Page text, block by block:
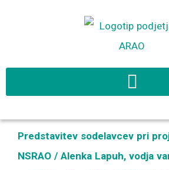
Predstavitev sodelavcev pri
NSRAO / Alenka Lapuh, vodja